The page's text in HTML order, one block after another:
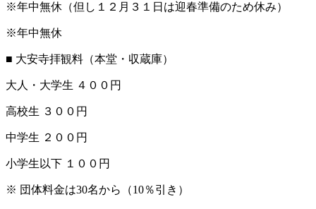
※年中無休（但し１２月３１日は迎春準備のため休み）
※年中無休
■ 大安寺拝観料（本堂・収蔵庫）
大人・大学生 ４００円
高校生 ３００円
中学生 ２００円
小学生以下 １００円
※ 団体料金は30名から（10％引き）